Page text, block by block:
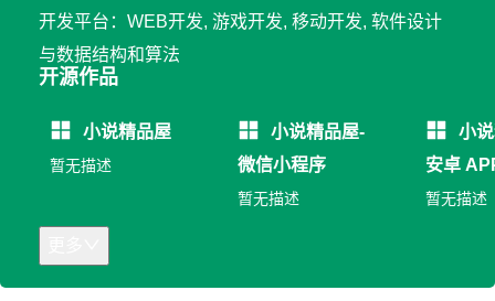
开发平台：WEB开发, 游戏开发, 移动开发, 软件设计
与数据结构和算法
开源作品
小说精品屋
暂无描述
小说精品屋-
微信小程序
暂无描述
小
安卓
暂无描述